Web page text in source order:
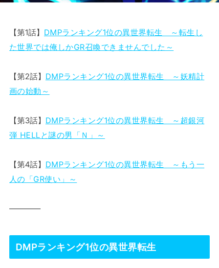
【第1話】 DMPランキング1位の異世界転生 ～転生し
た世界では俺しかGR召喚できませんでした～
【第2話】 DMPランキング1位の異世界転生 ～妖精計
画の始動～
【第3話】 DMPランキング1位の異世界転生 ～超銀河
弾 HELLと謎の男「Ｎ」～
【第4話】 DMPランキング1位の異世界転生 ～もう一
人の「GR使い」～
――――
DMPランキング1位の異世界転生